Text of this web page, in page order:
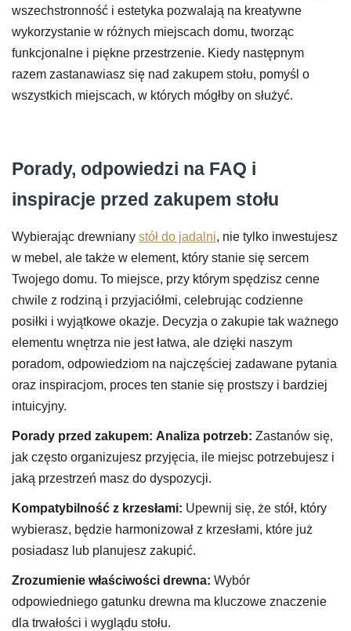
wszechstronność i estetyka pozwalają na kreatywne
wykorzystanie w różnych miejscach domu, tworząc
funkcjonalne i piękne przestrzenie. Kiedy następnym
razem zastanawiasz się nad zakupem stołu, pomyśl o
wszystkich miejscach, w których mógłby on służyć.
Porady, odpowiedzi na FAQ i
inspiracje przed zakupem stołu
Wybierając drewniany stół do jadalni, nie tylko inwestujesz
w mebel, ale także w element, który stanie się sercem
Twojego domu. To miejsce, przy którym spędzisz cenne
chwile z rodziną i przyjaciółmi, celebrując codzienne
posiłki i wyjątkowe okazje. Decyzja o zakupie tak ważnego
elementu wnętrza nie jest łatwa, ale dzięki naszym
poradom, odpowiedziom na najczęściej zadawane pytania
oraz inspiracjom, proces ten stanie się prostszy i bardziej
intuicyjny.
Porady przed zakupem: Analiza potrzeb: Zastanów się,
jak często organizujesz przyjęcia, ile miejsc potrzebujesz i
jaką przestrzeń masz do dyspozycji.
Kompatybilność z krzesłami: Upewnij się, że stół, który
wybierasz, będzie harmonizował z krzesłami, które już
posiadasz lub planujesz zakupić.
Zrozumienie właściwości drewna: Wybór
odpowiedniego gatunku drewna ma kluczowe znaczenie
dla trwałości i wyglądu stołu.